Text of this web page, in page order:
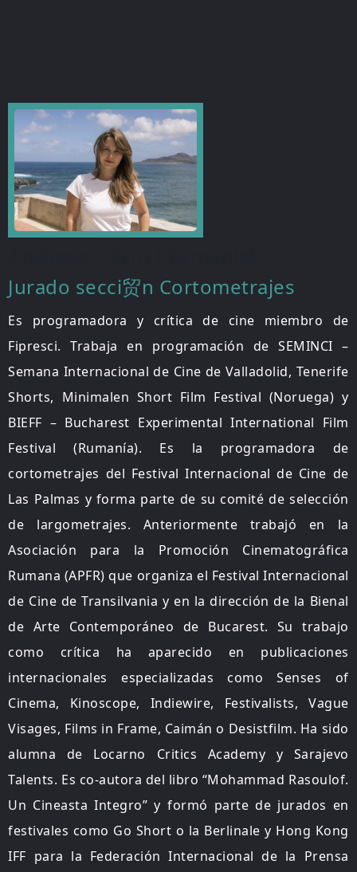
Jurado secci贸n Cortometrajes
Es programadora y crítica de cine miembro de
Fipresci. Trabaja en programación de SEMINCI –
Semana Internacional de Cine de Valladolid, Tenerife
Shorts, Minimalen Short Film Festival (Noruega) y
BIEFF – Bucharest Experimental International Film
Festival (Rumanía). Es la programadora de
cortometrajes del Festival Internacional de Cine de
Las Palmas y forma parte de su comité de selección
de largometrajes. Anteriormente trabajó en la
Asociación para la Promoción Cinematográfica
Rumana (APFR) que organiza el Festival Internacional
de Cine de Transilvania y en la dirección de la Bienal
de Arte Contemporáneo de Bucarest. Su trabajo
como crítica ha aparecido en publicaciones
internacionales especializadas como Senses of
Cinema, Kinoscope, Indiewire, Festivalists, Vague
Visages, Films in Frame, Caimán o Desistfilm. Ha sido
alumna de Locarno Critics Academy y Sarajevo
Talents. Es co-autora del libro “Mohammad Rasoulof.
Un Cineasta Integro” y formó parte de jurados en
festivales como Go Short o la Berlinale y Hong Kong
IFF para la Federación Internacional de la Prensa